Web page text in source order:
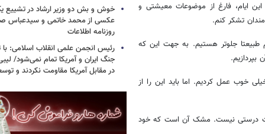
ایام، فارغ از موضوعات معیشتی و
تشکر کنم.
طبیعتا جلوتر هستیم. به جهت این که
خوب عمل کردیم. اما باید این را از
درستی نیست. مشک آن است که خود
خوش و بش دو وزیر ارشاد در تشییع
عکسی از محمد خاتمی و سیدعباس
روزنامه اطلاعات
رئیس انجمن علمی انقلاب اسلامی: با
جنگ ایران و آمریکا تمام نمی‌شود/
در مقابل آمریکا مقاومت نکردند و